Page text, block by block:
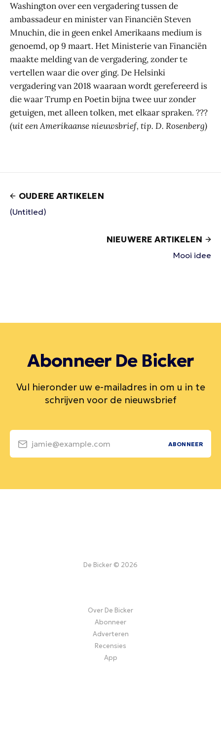
Washington over een vergadering tussen de
ambassadeur en minister van Financiën Steven
Mnuchin, die in geen enkel Amerikaans medium is
genoemd, op 9 maart. Het Ministerie van Financiën
maakte melding van de vergadering, zonder te
vertellen waar die over ging. De Helsinki
vergadering van 2018 waaraan wordt gerefereerd is
die waar Trump en Poetin bijna twee uur zonder
getuigen, met alleen tolken, met elkaar spraken. ???
(uit een Amerikaanse nieuwsbrief, tip. D. Rosenberg)
OUDERE ARTIKELEN
(Untitled)
NIEUWERE ARTIKELEN
Mooi idee
Abonneer De Bicker
Vul hieronder uw e-mailadres in om u in te
schrijven voor de nieuwsbrief
jamie@example.com ABONNEER
De Bicker © 2026
Over De Bicker
Abonneer
Adverteren
Recensies
App